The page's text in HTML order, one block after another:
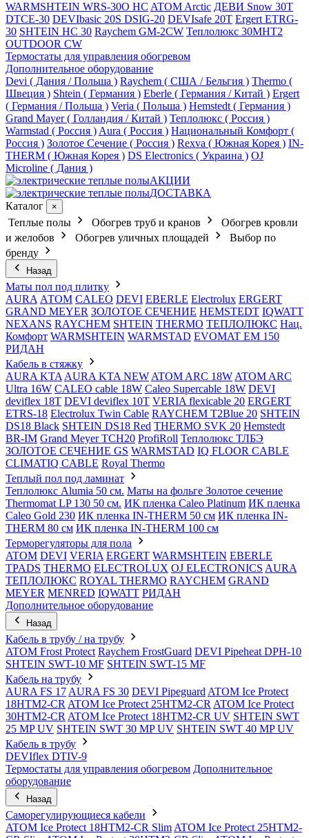
WARMSHTEIN WRS-30O HC ATOM Arctic ДЕВИ Snow 30T
DTCE-30 DEVIbasic 20S DSIG-20 DEVIsafe 20T Ergert ETRG-
30 SHTEIN HC 30 Raychem GM-2CW Теплолюкс 30МНТ2
OUTDOOR CW
Термостаты для управления обогревом
Дополнительное оборудование
Devi ( Дания / Польша ) Raychem ( США / Бельгия ) Thermo (
Швеция ) Shtein ( Германия ) Eberle ( Германия / Китай ) Ergert
( Германия / Польша ) Veria ( Польша ) Hemstedt ( Германия )
Grand Mayer ( Голландия / Китай ) Теплолюкс ( Россия )
Warmstad ( Россия ) Aura ( Россия ) Национальный Комфорт (
Россия ) Золотое Сечение ( Россия ) Rexva ( Южная Корея ) IN-
THERM ( Южная Корея ) DS Electronics ( Украина ) OJ
Microline ( Дания )
АКЦИИ
ДОСТАВКА
Каталог
×
Теплые полы Обогрев труб и кранов
Обогрев кровли
и желобов
Обогрев уличных площадей
Выбор по
бренду
Назад
Маты пол под плитку
AURA АТОМ CALEO DEVI EBERLE Electrolux ERGERT
GRAND MEYER ЗОЛОТОЕ СЕЧЕНИЕ HEMSTEDT IQWATT
NEXANS RAYCHEM SHTEIN THERMO ТЕПЛОЛЮКС Нац.
Комфорт WARMSHTEIN WARMSTAD EVOMAT EM 150
РИДАН
Кабель в стяжку
AURA KTA AURA KTA NEW ATOM ARC 18W ATOM ARC
Ultra 16W CALEO cable 18W Caleo Supercable 18W DEVI
deviflex 18T DEVI deviflex 10T VERIA flexicable 20 ERGERT
ETRS-18 Electrolux Twin Cable RAYCHEM T2Blue 20 SHTEIN
DS18 Black SHTEIN DS18 Red THERMO SVK 20 Hemstedt
BR-IM Grand Meyer TCH20 ProfiRoll Теплолюкс ТЛБЭ
ЗОЛОТОЕ СЕЧЕНИЕ GS WARMSTAD IQ FLOOR CABLE
CLIMATIQ CABLE Royal Thermo
Теплый пол под ламинат
Теплолюкс Alumia 50 см. Маты на фольге Золотое сечение
Thermomat LP 130 50 cм. ИК пленка Caleo Platinum ИК пленка
Caleo Gold 230 ИК пленка IN-THERM 50 см ИК пленка IN-
THERM 80 см ИК пленка IN-THERM 100 см
Терморегуляторы для пола
ATOM DEVI VERIA ERGERT WARMSHTEIN EBERLE
TPADS THERMO ELECTROLUX OJ ELECTRONICS AURA
ТЕПЛОЛЮКС ROYAL THERMO RAYCHEM GRAND
MEYER MENRED IQWATT РИДАН
Дополнительное оборудование
Назад
Кабель в трубу / на трубу
ATOM Frost Protect Raychem FrostGuard DEVI Pipeheat DPH-10
SHTEIN SWT-10 MF SHTEIN SWT-15 MF
Кабель на трубу
AURA FS 17 AURA FS 30 DEVI Pipeguard ATOM Ice Protect
18HTM2-CR ATOM Ice Protect 25HTM2-CR ATOM Ice Protect
30HTM2-CR ATOM Ice Protect 18HTM2-CR UV SHTEIN SWT
25 MP UV SHTEIN SWT 30 MP UV SHTEIN SWT 40 MP UV
Кабель в трубу
DEVIflex DTIV-9
Термостаты для управления обогревом Дополнительное
оборудование
Назад
Саморегулирующиеся кабели
ATOM Ice Protect 18HTM2-CR Slim ATOM Ice Protect 25HTM2-